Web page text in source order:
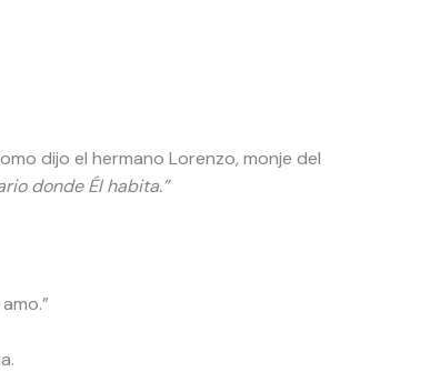
dijo el hermano Lorenzo, monje del
donde Él habita.”